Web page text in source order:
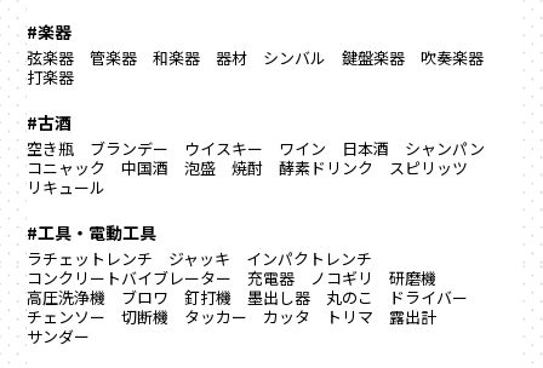
#楽器
弦楽器 管楽器 和楽器 器材 シンバル 鍵盤楽器
吹奏楽器
打楽器
#古酒
空き瓶 ブランデー ウイスキー ワイン 日本酒
シャンパン
コニャック
中国酒 泡盛 焼酎 酵素ドリンク
スピリッツ
リキュール
#工具・電動工具
ラチェットレンチ ジャッキ
インパクトレンチ
コンクリートバイブレーター
充電器 ノコギリ
研磨機
高圧洗浄機
ブロワ 釘打機 墨出し器 丸のこ
ドライバー
チェンソー
切断機 タッカー カッタ トリマ
露出計
サンダー